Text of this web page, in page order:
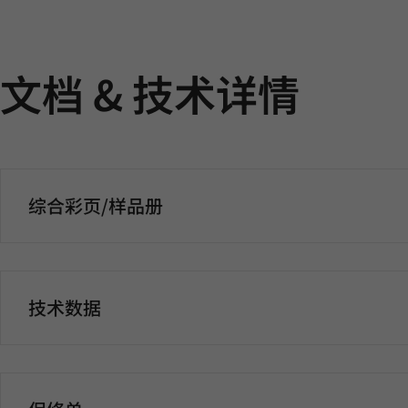
文档 & 技术详情
综合彩页/样品册
技术数据